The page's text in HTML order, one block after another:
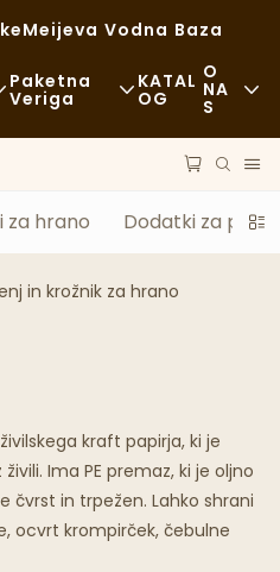
Meijeva Vodna Baza
Paketna
Veriga
KATAL
OG
O
NA
S
Novice
Primeri
FAQS
za hrano Dodatki za
in krožnik za hrano
kraft papirja, ki je
Ima PE premaz, ki je oljno
čvrst in trpežen. Lahko shrani
ocvrt krompirček, čebulne